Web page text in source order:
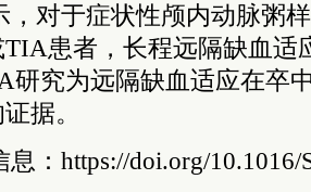
，对于症状性颅内动脉粥
TIA患者，长程远隔缺血适
研究为远隔缺血适应在卒
据。
：https://doi.org/10.1016/